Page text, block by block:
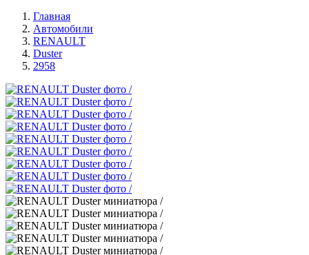
Главная
Автомобили
RENAULT
Duster
2958